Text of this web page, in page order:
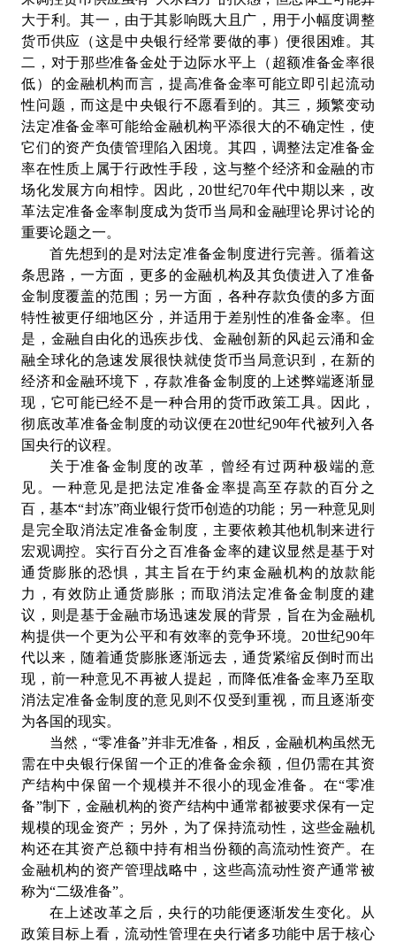
大于利。其一，由于其影响既大且广，用于小幅度调整
货币供应（这是中央银行经常要做的事）便很困难。其
二，对于那些准备金处于边际水平上（超额准备金率很
低）的金融机构而言，提高准备金率可能立即引起流动
性问题，而这是中央银行不愿看到的。其三，频繁变动
法定准备金率可能给金融机构平添很大的不确定性，使
它们的资产负债管理陷入困境。其四，调整法定准备金
率在性质上属于行政性手段，这与整个经济和金融的市
场化发展方向相悖。因此，20世纪70年代中期以来，改
革法定准备金率制度成为货币当局和金融理论界讨论的
重要论题之一。
首先想到的是对法定准备金制度进行完善。循着这
条思路，一方面，更多的金融机构及其负债进入了准备
金制度覆盖的范围；另一方面，各种存款负债的多方面
特性被更仔细地区分，并适用于差别性的准备金率。但
是，金融自由化的迅疾步伐、金融创新的风起云涌和金
融全球化的急速发展很快就使货币当局意识到，在新的
经济和金融环境下，存款准备金制度的上述弊端逐渐显
现，它可能已经不是一种合用的货币政策工具。因此，
彻底改革准备金制度的动议便在20世纪90年代被列入各
国央行的议程。
关于准备金制度的改革，曾经有过两种极端的意
见。一种意见是把法定准备金率提高至存款的百分之
百，基本“封冻”商业银行货币创造的功能；另一种意见则
是完全取消法定准备金制度，主要依赖其他机制来进行
宏观调控。实行百分之百准备金率的建议显然是基于对
通货膨胀的恐惧，其主旨在于约束金融机构的放款能
力，有效防止通货膨胀；而取消法定准备金制度的建
议，则是基于金融市场迅速发展的背景，旨在为金融机
构提供一个更为公平和有效率的竞争环境。20世纪90年
代以来，随着通货膨胀逐渐远去，通货紧缩反倒时而出
现，前一种意见不再被人提起，而降低准备金率乃至取
消法定准备金制度的意见则不仅受到重视，而且逐渐变
为各国的现实。
当然，“零准备”并非无准备，相反，金融机构虽然无
需在中央银行保留一个正的准备金余额，但仍需在其资
产结构中保留一个规模并不很小的现金准备。在“零准
备”制下，金融机构的资产结构中通常都被要求保有一定
规模的现金资产；另外，为了保持流动性，这些金融机
构还在其资产总额中持有相当份额的高流动性资产。在
金融机构的资产管理战略中，这些高流动性资产通常被
称为“二级准备”。
在上述改革之后，央行的功能便逐渐发生变化。从
政策目标上看，流动性管理在央行诸多功能中居于核心